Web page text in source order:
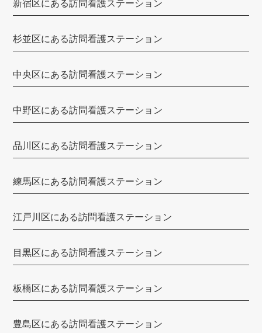
ひかり訪問看護リハビリステーション
目黒中央訪問看護ステーション
スマイル優訪問看護ステーション
メディカルライナーズ訪問看護ステーション
えいる訪問看護ステーション
ニチイの介護（ニチイ学館）
おうちのカンゴ
up訪問看護リハビリステーション
けせら
ハピネスケア
新宿区にある訪問看護ステーション
杉並区にある訪問看護ステーション
中央区にある訪問看護ステーション
中野区にある訪問看護ステーション
品川区にある訪問看護ステーション
練馬区にある訪問看護ステーション
江戸川区にある訪問看護ステーション
目黒区にある訪問看護ステーション
板橋区にある訪問看護ステーション
豊島区にある訪問看護ステーション